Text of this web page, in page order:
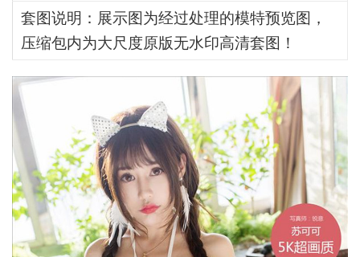
套图说明：展示图为经过处理的模特预览图，
压缩包内为大尺度原版无水印高清套图！